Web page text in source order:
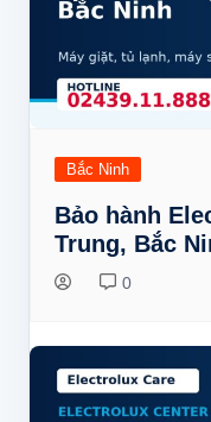
Bắc Ninh
Bảo hành
Trung, Bắc
0